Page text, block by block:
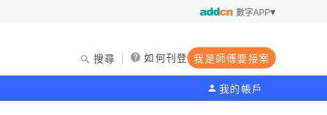
數字APP
搜尋 如何刊登 我是師傅要接案
我的帳戶